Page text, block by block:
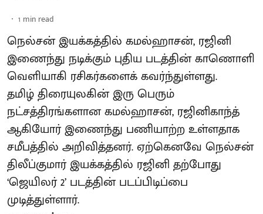
1 min read
நெல்சன் இயக்கத்தில் கமல்ஹாசன், ரஜினி
இணைந்து நடிக்கும் புதிய படத்தின் காணொளி
வெளியாகி ரசிகர்களைக் கவர்ந்துள்ளது.
தமிழ் திரையுலகின் இரு பெரும்
நட்சத்திரங்களான கமல்ஹாசன், ரஜினிகாந்த்
ஆகியோர் இணைந்து பணியாற்ற உள்ளதாக
சமீபத்தில் அறிவித்தனர். ஏற்கெனவே நெல்சன்
திலீப்குமார் இயக்கத்தில் ரஜினி தற்போது
‘ஜெயிலர் 2’ படத்தின் படப்பிடிப்பை
முடித்துள்ளார்.